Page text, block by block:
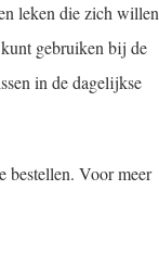
leken die zich willen
gebruiken bij de
in de dagelijkse
bestellen. Voor meer